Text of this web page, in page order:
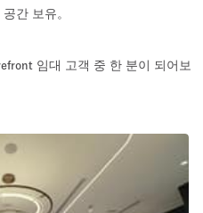
Office Shop Share
간 보유。
임대 고객 중 한 분이 되어보